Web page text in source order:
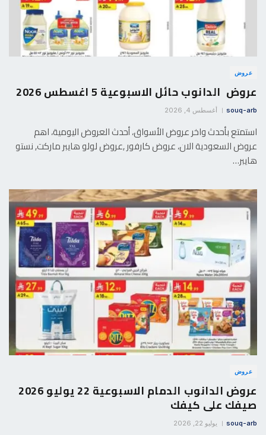
عروض
عروض الدانوب حائل الاسبوعية 5 اغسطس 2026
souq-arb أغسطس 4, 2026
استمتع بأحدث واخر عروض الأسواق، أحدث العروض اليومية، اهم
عروض السعودية الان، عروض كارفور ,عروض لولو هايبر ماركت, نستو
هايبر…
عروض
عروض الدانوب الدمام الاسبوعية 22 يوليو 2026
صيفك على كيفك
souq-arb يوليو 22, 2026